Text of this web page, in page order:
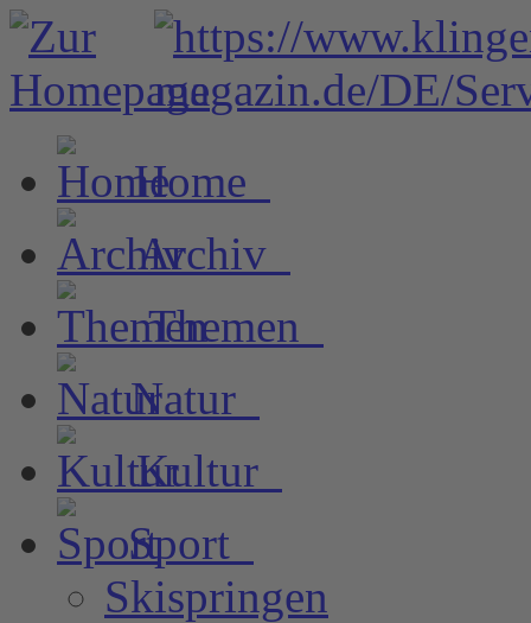
Home
Archiv
Themen
Natur
Kultur
Sport
Skispringen